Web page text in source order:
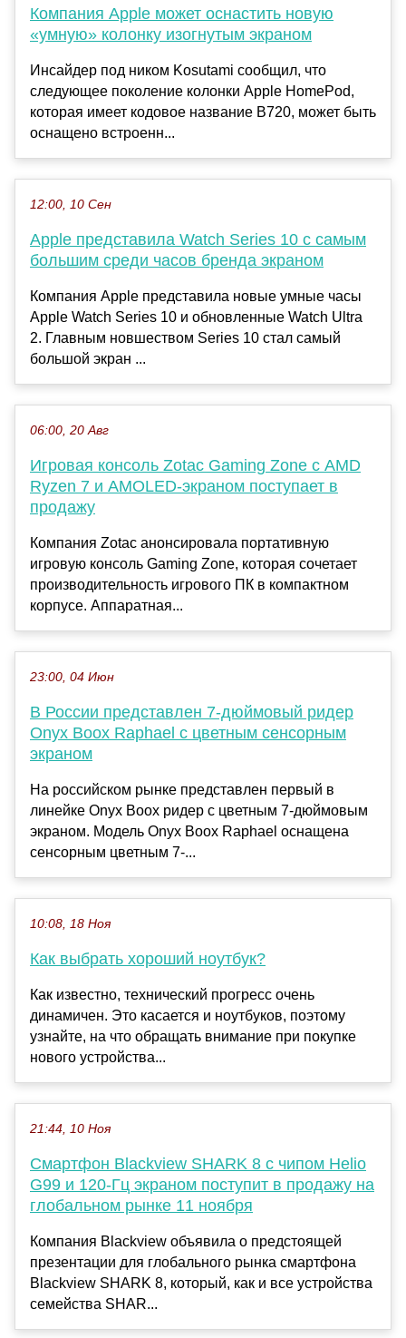
Компания Apple может оснастить новую
«умную» колонку изогнутым экраном
Инсайдер под ником Kosutami сообщил, что
следующее поколение колонки Apple HomePod,
которая имеет кодовое название B720, может быть
оснащено встроенн...
12:00, 10 Сен
Apple представила Watch Series 10 с самым
большим среди часов бренда экраном
Компания Apple представила новые умные часы
Apple Watch Series 10 и обновленные Watch Ultra
2. Главным новшеством Series 10 стал самый
большой экран ...
06:00, 20 Авг
Игровая консоль Zotac Gaming Zone с AMD
Ryzen 7 и AMOLED-экраном поступает в
продажу
Компания Zotac анонсировала портативную
игровую консоль Gaming Zone, которая сочетает
производительность игрового ПК в компактном
корпусе. Аппаратная...
23:00, 04 Июн
В России представлен 7-дюймовый ридер
Onyx Boox Raphael с цветным сенсорным
экраном
На российском рынке представлен первый в
линейке Onyx Boox ридер с цветным 7-дюймовым
экраном. Модель Onyx Boox Raphael оснащена
сенсорным цветным 7-...
10:08, 18 Ноя
Как выбрать хороший ноутбук?
Как известно, технический прогресс очень
динамичен. Это касается и ноутбуков, поэтому
узнайте, на что обращать внимание при покупке
нового устройства...
21:44, 10 Ноя
Смартфон Blackview SHARK 8 с чипом Helio
G99 и 120-Гц экраном поступит в продажу на
глобальном рынке 11 ноября
Компания Blackview объявила о предстоящей
презентации для глобального рынка смартфона
Blackview SHARK 8, который, как и все устройства
семейства SHAR...